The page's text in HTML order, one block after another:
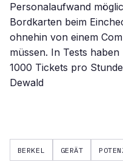
Personalaufwand
Bordkarten beim
ohnehin von einem
müssen. In Tests
1000 Tickets pro
Dewald
BERKEL GERÄT